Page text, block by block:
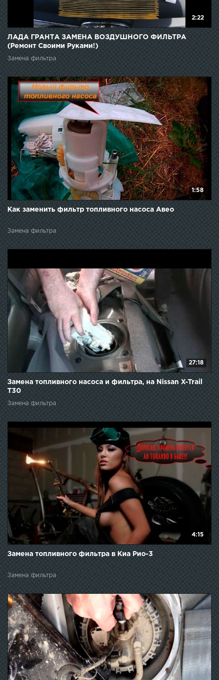
2:22
ЛАДА ГРАНТА ЗАМЕНА ВОЗДУШНОГО ФИЛЬТРА
(Ремонт Своими Руками!)
Замена фильтра
1:58
Как заменить фильтр топливного насоса Авео
Замена фильтра
27:18
Замена топливного насоса и фильтра, на Nissan X-Trail
T30
Замена фильтра
4:15
Замена топливного фильтра в Киа Рио-3
Замена фильтра